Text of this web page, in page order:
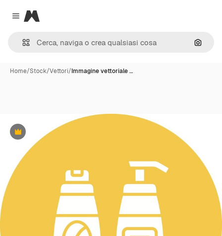
Close menu
Magnific
Cerca
Home/Stock/Vettori/Immagine vettoriale …
Premium